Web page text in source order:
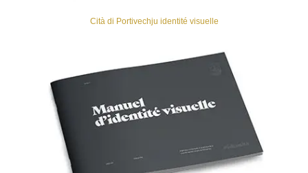
Cità di Portivechju identité visuelle